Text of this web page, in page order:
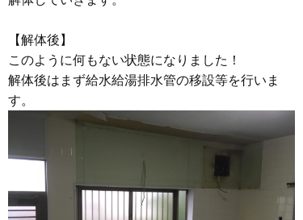
【解体後】
このように何もない状態になりました！
解体後はまず給水給湯排水管の移設等を行いま
す。